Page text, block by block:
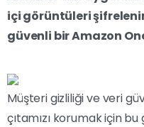
içi görüntüleri
güvenli bir Amazon
Müşteri gizliliği ve veri
çıtamızı korumak için